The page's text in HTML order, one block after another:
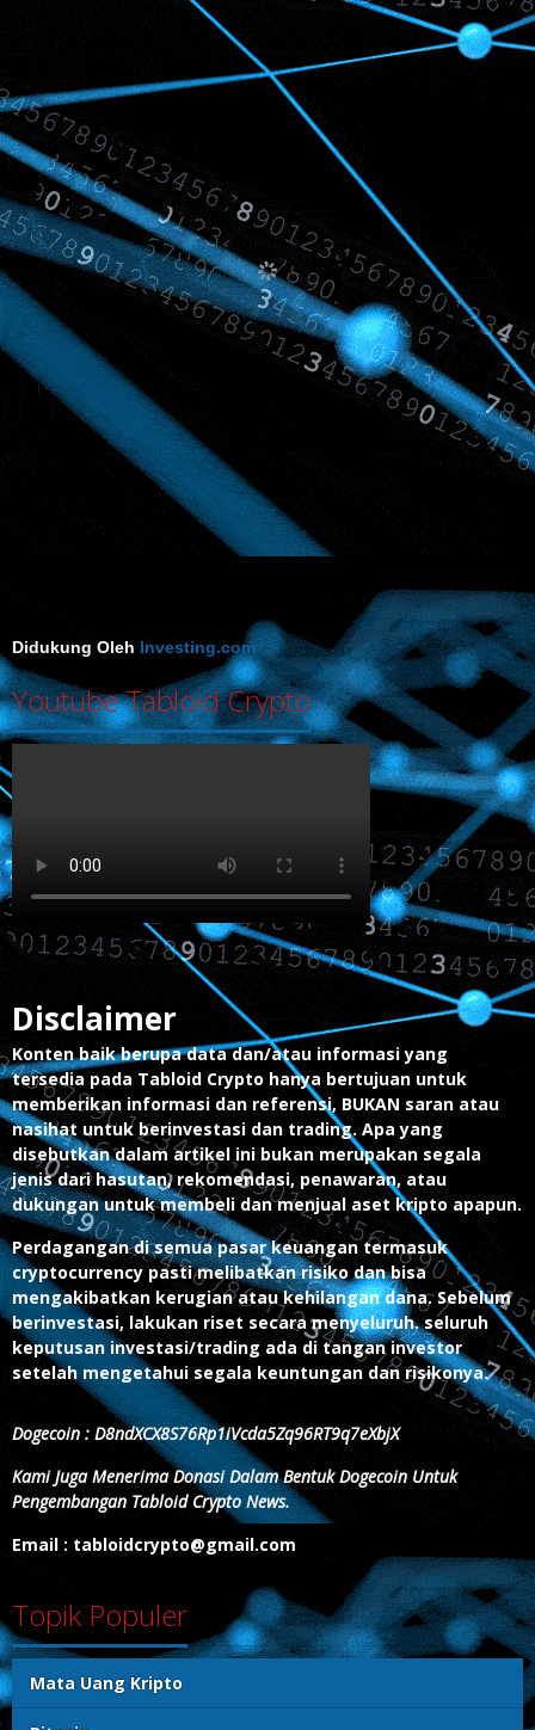
Didukung Oleh Investing.com
Youtube Tabloid Crypto
Disclaimer
Konten baik berupa data dan/atau informasi yang
tersedia pada Tabloid Crypto hanya bertujuan untuk
memberikan informasi dan referensi, BUKAN saran atau
nasihat untuk berinvestasi dan trading. Apa yang
disebutkan dalam artikel ini bukan merupakan segala
jenis dari hasutan, rekomendasi, penawaran, atau
dukungan untuk membeli dan menjual aset kripto apapun.
Perdagangan di semua pasar keuangan termasuk
cryptocurrency pasti melibatkan risiko dan bisa
mengakibatkan kerugian atau kehilangan dana. Sebelum
berinvestasi, lakukan riset secara menyeluruh. seluruh
keputusan investasi/trading ada di tangan investor
setelah mengetahui segala keuntungan dan risikonya.
Dogecoin : D8ndXCX8S76Rp1iVcda5Zq96RT9q7eXbjX
Kami Juga Menerima Donasi Dalam Bentuk Dogecoin Untuk
Pengembangan Tabloid Crypto News.
Email : tabloidcrypto@gmail.com
Topik Populer
Mata Uang Kripto